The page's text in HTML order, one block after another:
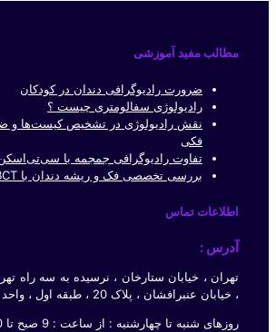
مطالب مفید آموزشی
ضرورت رادیوگرافی دندان در کودکان
رادیولوژی سفالومتری چیست ؟
نقش رادیولوژی در تشخیص کیست‌ها و
فکی
تفاوت رادیوگرافی جمجمه با
بررسی تخصصی فک و ریشه دندان با CBCT
اطلاعات تماس
آدرس :
تهران ، خیابان ستارخان ، نرسیده به سه راه
، خیابان عنبرافشان ، پلاک 20 ، طبقه اول ، واحد 2
روزهای شنبه تا چهارشنبه : از ساعت : 9 صبح تا 20:30